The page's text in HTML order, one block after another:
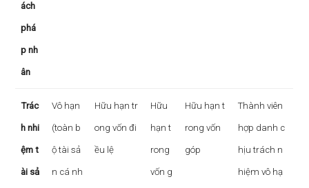
ách
phá
p nh
ân
Trác
h nhi
ệm t
ài sả
Vô hạn
(toàn b
ộ tài sả
n cá nh
Hữu hạn tr
ong vốn đi
ều lệ
Hữu
hạn t
rong
vốn g
Hữu hạn t
rong vốn
góp
Thành viên
hợp danh c
hịu trách n
hiệm vô hạ